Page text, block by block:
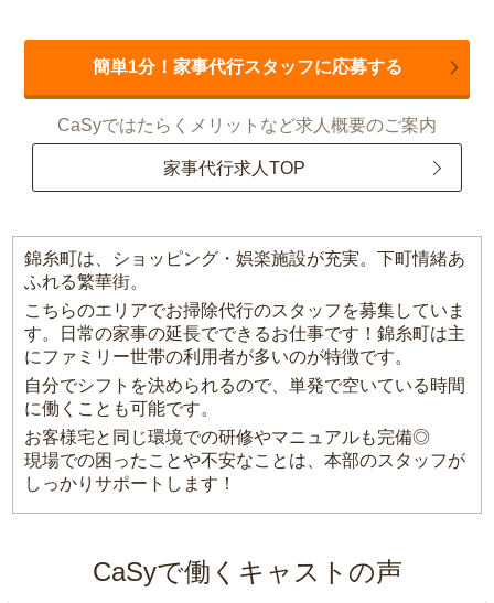
簡単1分！家事代行スタッフに応募する
CaSyではたらくメリットなど求人概要のご案内
家事代行求人TOP
錦糸町は、ショッピング・娯楽施設が充実。下町情緒あ
ふれる繁華街。
こちらのエリアでお掃除代行のスタッフを募集していま
す。日常の家事の延長でできるお仕事です！錦糸町は主
にファミリー世帯の利用者が多いのが特徴です。
自分でシフトを決められるので、単発で空いている時間
に働くことも可能です。
お客様宅と同じ環境での研修やマニュアルも完備◎
現場での困ったことや不安なことは、本部のスタッフが
しっかりサポートします！
CaSyで働くキャストの声